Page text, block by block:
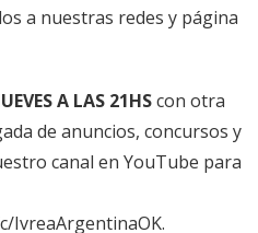
a nuestras redes y página
A LAS 21HScon otra
de anuncios, concursos y
canal en YouTube para
IvreaArgentinaOK.